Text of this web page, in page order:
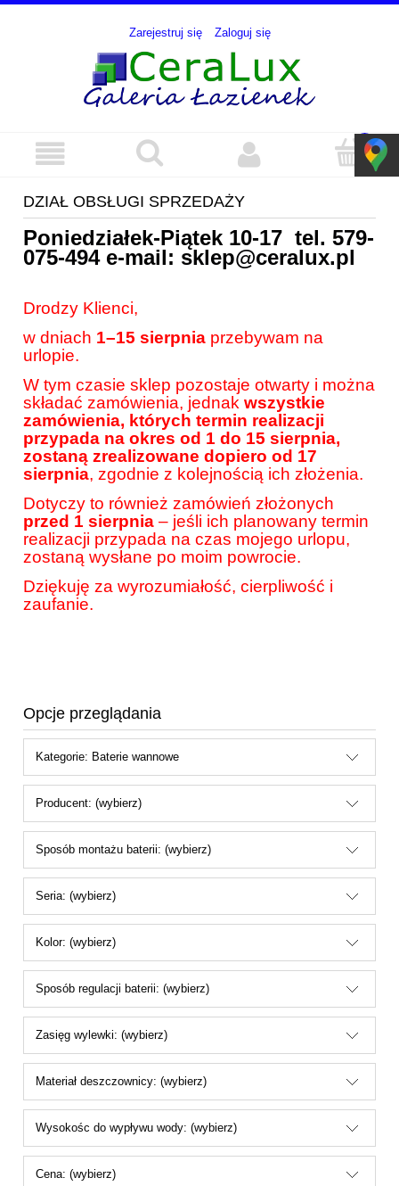
Zarejestruj się Zaloguj się
DZIAŁ OBSŁUGI SPRZEDAŻY
Poniedziałek-Piątek 10-17 tel. 579-
075-494e-mail: sklep@ceralux.pl
Drodzy Klienci,
w dniach 1–15 sierpnia przebywam na
urlopie.
W tym czasie sklep pozostaje otwarty i można
składać zamówienia, jednak wszystkie
zamówienia, których termin realizacji
przypada na okres od 1 do 15 sierpnia,
zostaną zrealizowane dopiero od 17
sierpnia, zgodnie z kolejnością ich złożenia.
Dotyczy to również zamówień złożonych
przed 1 sierpnia – jeśli ich planowany termin
realizacji przypada na czas mojego urlopu,
zostaną wysłane po moim powrocie.
Dziękuję za wyrozumiałość, cierpliwość i
zaufanie.
Opcje przeglądania
Kategorie: Baterie wannowe
Producent: (wybierz)
Sposób montażu baterii: (wybierz)
Seria: (wybierz)
Kolor: (wybierz)
Sposób regulacji baterii: (wybierz)
Zasięg wylewki: (wybierz)
Materiał deszczownicy: (wybierz)
Wysokośc do wypływu wody: (wybierz)
Cena: (wybierz)